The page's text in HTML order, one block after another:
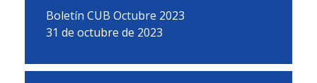
Boletín CUB Octubre 2023
31 de octubre de 2023